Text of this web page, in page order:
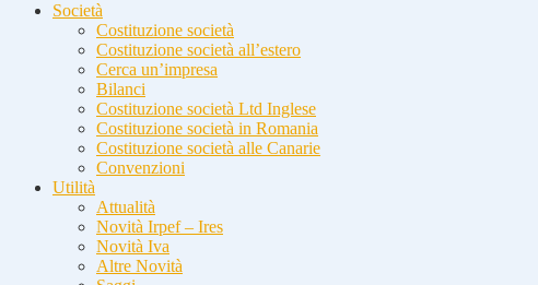
Società
Costituzione società
Costituzione società all’estero
Cerca un’impresa
Bilanci
Costituzione società Ltd Inglese
Costituzione società in Romania
Costituzione società alle Canarie
Convenzioni
Utilità
Attualità
Novità Irpef – Ires
Novità Iva
Altre Novità